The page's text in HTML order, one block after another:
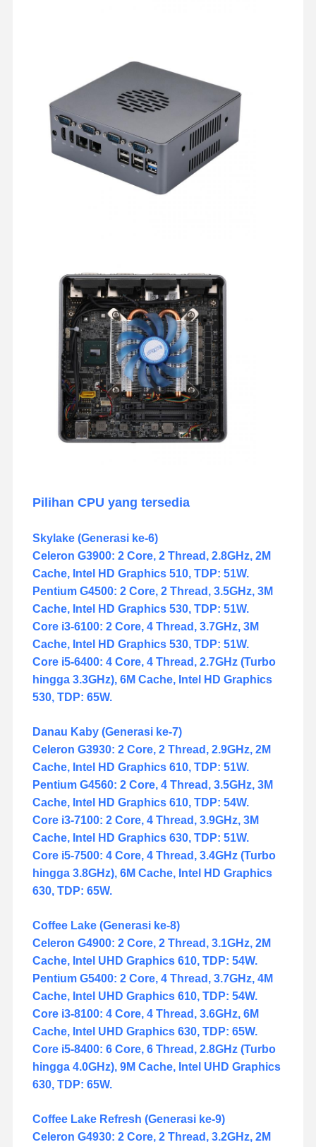
Pilihan CPU yang tersedia
Skylake (Generasi ke-6)
Celeron G3900: 2 Core, 2 Thread, 2.8GHz, 2M
Cache, Intel HD Graphics 510, TDP: 51W.
Pentium G4500: 2 Core, 2 Thread, 3.5GHz, 3M
Cache, Intel HD Graphics 530, TDP: 51W.
Core i3-6100: 2 Core, 4 Thread, 3.7GHz, 3M
Cache, Intel HD Graphics 530, TDP: 51W.
Core i5-6400: 4 Core, 4 Thread, 2.7GHz (Turbo
hingga 3.3GHz), 6M Cache, Intel HD Graphics
530, TDP: 65W.
Danau Kaby (Generasi ke-7)
Celeron G3930: 2 Core, 2 Thread, 2.9GHz, 2M
Cache, Intel HD Graphics 610, TDP: 51W.
Pentium G4560: 2 Core, 4 Thread, 3.5GHz, 3M
Cache, Intel HD Graphics 610, TDP: 54W.
Core i3-7100: 2 Core, 4 Thread, 3.9GHz, 3M
Cache, Intel HD Graphics 630, TDP: 51W.
Core i5-7500: 4 Core, 4 Thread, 3.4GHz (Turbo
hingga 3.8GHz), 6M Cache, Intel HD Graphics
630, TDP: 65W.
Coffee Lake (Generasi ke-8)
Celeron G4900: 2 Core, 2 Thread, 3.1GHz, 2M
Cache, Intel UHD Graphics 610, TDP: 54W.
Pentium G5400: 2 Core, 4 Thread, 3.7GHz, 4M
Cache, Intel UHD Graphics 610, TDP: 54W.
Core i3-8100: 4 Core, 4 Thread, 3.6GHz, 6M
Cache, Intel UHD Graphics 630, TDP: 65W.
Core i5-8400: 6 Core, 6 Thread, 2.8GHz (Turbo
hingga 4.0GHz), 9M Cache, Intel UHD Graphics
630, TDP: 65W.
Coffee Lake Refresh (Generasi ke-9)
Celeron G4930: 2 Core, 2 Thread, 3.2GHz, 2M